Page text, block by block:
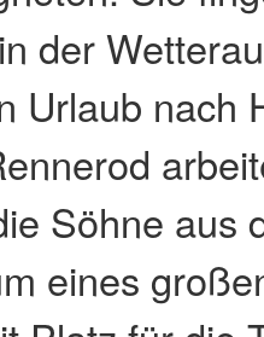
der
Urlaub nach
Söhne aus
eines